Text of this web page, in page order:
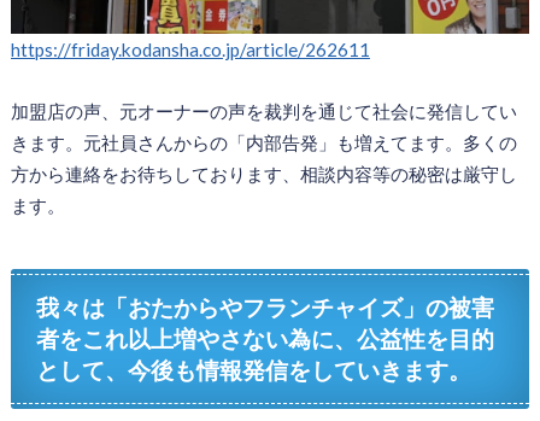
https://friday.kodansha.co.jp/article/262611
加盟店の声、元オーナーの声を裁判を通じて社会に発信してい
きます。元社員さんからの「内部告発」も増えてます。多くの
方から連絡をお待ちしております、相談内容等の秘密は厳守し
ます。
我々は「おたからやフランチャイズ」の被害
者をこれ以上増やさない為に、公益性を目的
として、今後も情報発信をしていきます。